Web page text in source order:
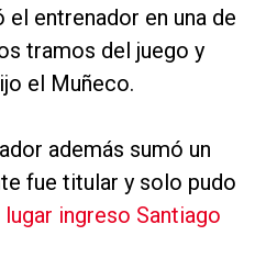
el entrenador en una de
tramos del juego y
el Muñeco.
además sumó un
fue titular y solo pudo
ingreso Santiago